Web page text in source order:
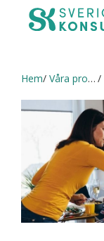
Hem Våra projekt